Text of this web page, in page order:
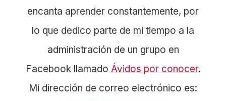
encanta aprender constantemente, por
lo que dedico parte de mi tiempo a la
administración de un grupo en
Facebook llamado Ávidos por conocer.
Mi dirección de correo electrónico es: